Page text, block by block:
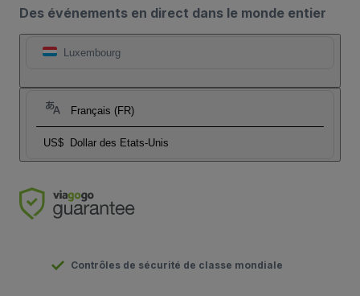
Des événements en direct dans le monde entier
Luxembourg
Français (FR)
US$ Dollar des Etats-Unis
Contrôles de sécurité de classe mondiale